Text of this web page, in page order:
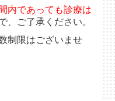
内であっても診療は
、ご了承ください。
制限はございませ